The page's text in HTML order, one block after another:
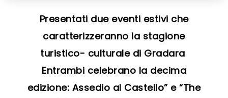
Presentati due eventi estivi che
caratterizzeranno la stagione
turistico- culturale di Gradara
Entrambi celebrano la decima
edizione: Assedio al Castello” e “The